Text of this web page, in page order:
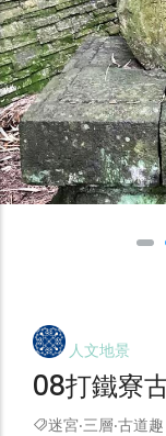
人文地景
08打鐵寮
迷宮‧三層‧古道趣